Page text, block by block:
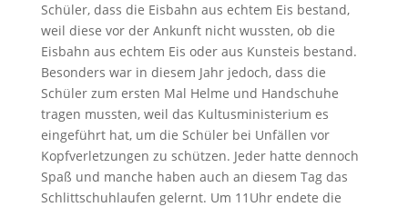
Schüler, dass die Eisbahn aus echtem Eis bestand,
weil diese vor der Ankunft nicht wussten, ob die
Eisbahn aus echtem Eis oder aus Kunsteis bestand.
Besonders war in diesem Jahr jedoch, dass die
Schüler zum ersten Mal Helme und Handschuhe
tragen mussten, weil das Kultusministerium es
eingeführt hat, um die Schüler bei Unfällen vor
Kopfverletzungen zu schützen. Jeder hatte dennoch
Spaß und manche haben auch an diesem Tag das
Schlittschuhlaufen gelernt. Um 11Uhr endete die